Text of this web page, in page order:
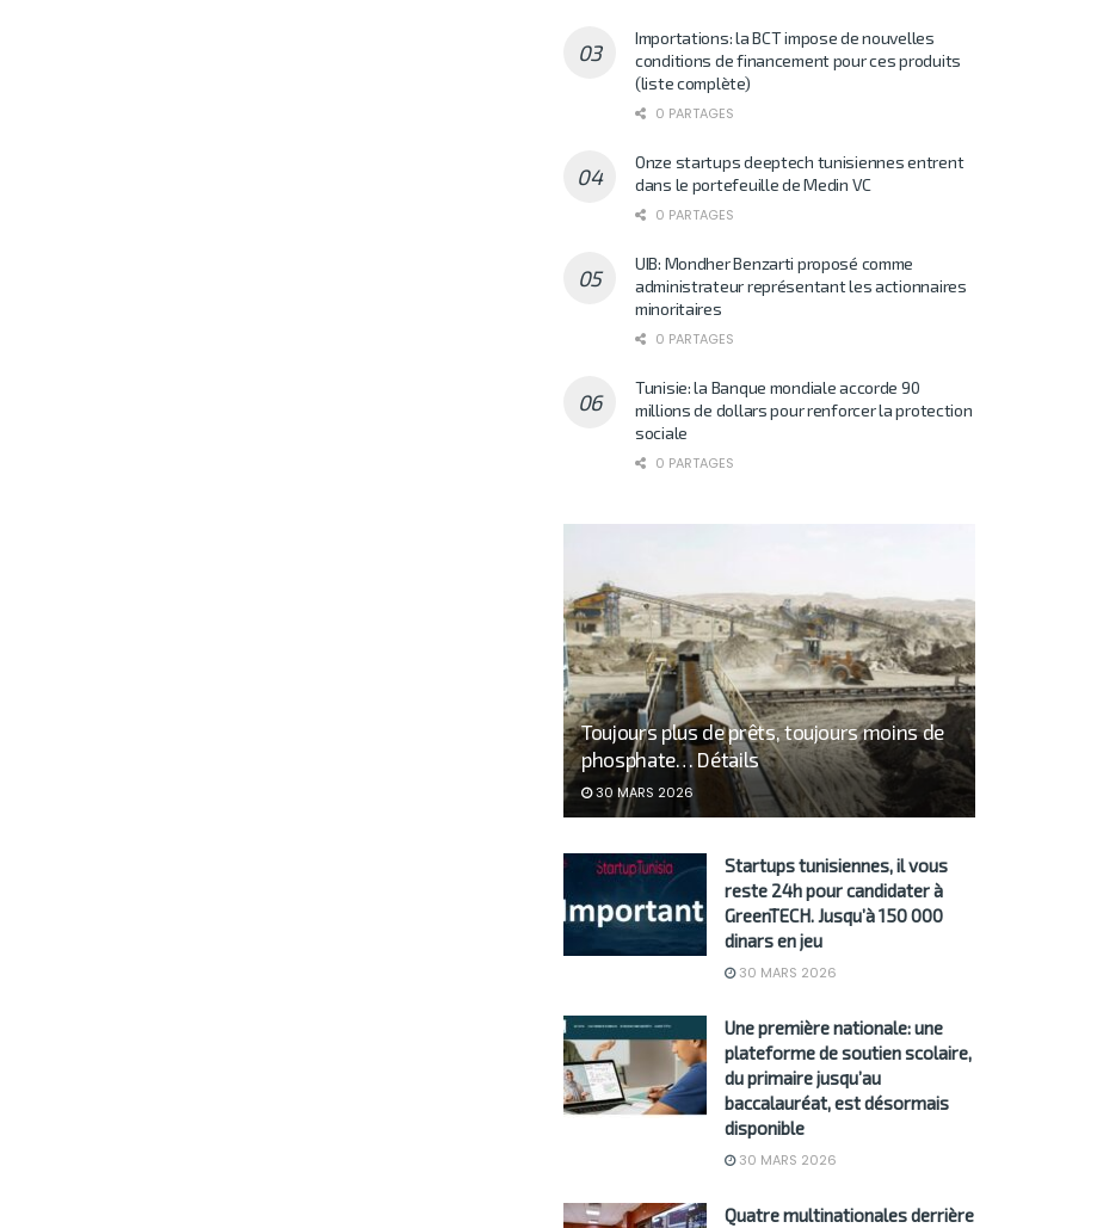
Importations: la BCT impose de nouvelles
conditions de financement pour ces produits
(liste complète)
0 PARTAGES
Onze startups deeptech tunisiennes entrent
dans le portefeuille de Medin VC
0 PARTAGES
UIB: Mondher Benzarti proposé comme
administrateur représentant les actionnaires
minoritaires
0 PARTAGES
Tunisie: la Banque mondiale accorde 90
millions de dollars pour renforcer la protection
sociale
0 PARTAGES
Toujours plus de prêts, toujours moins de
phosphate… Détails
30 MARS 2026
Startups tunisiennes, il vous
reste 24h pour candidater à
GreenTECH. Jusqu’à 150 000
dinars en jeu
30 MARS 2026
Une première nationale: une
plateforme de soutien scolaire,
du primaire jusqu’au
baccalauréat, est désormais
disponible
30 MARS 2026
Quatre multinationales derrière